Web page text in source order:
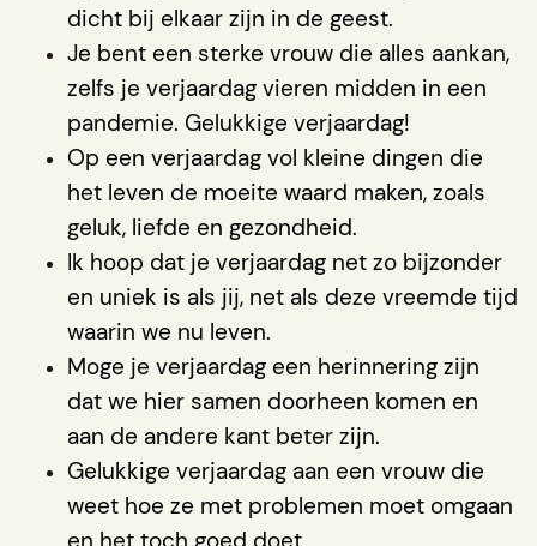
dicht bij elkaar zijn in de geest.
Je bent een sterke vrouw die alles aankan,
zelfs je verjaardag vieren midden in een
pandemie. Gelukkige verjaardag!
Op een verjaardag vol kleine dingen die
het leven de moeite waard maken, zoals
geluk, liefde en gezondheid.
Ik hoop dat je verjaardag net zo bijzonder
en uniek is als jij, net als deze vreemde tijd
waarin we nu leven.
Moge je verjaardag een herinnering zijn
dat we hier samen doorheen komen en
aan de andere kant beter zijn.
Gelukkige verjaardag aan een vrouw die
weet hoe ze met problemen moet omgaan